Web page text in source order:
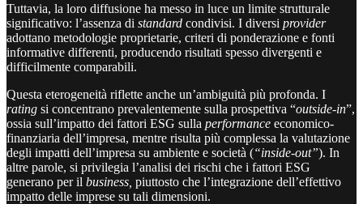
Tuttavia, la loro diffusione ha messo in luce un limite strutturale
significativo: l’assenza di standard condivisi. I diversi provider
adottano metodologie proprietarie, criteri di ponderazione e fonti
informative differenti, producendo risultati spesso divergenti e
difficilmente comparabili.
Questa eterogeneità riflette anche un’ambiguità più profonda. I
rating si concentrano prevalentemente sulla prospettiva “outside-in”,
ossia sull’impatto dei fattori ESG sulla performance economico-
finanziaria dell’impresa, mentre risulta più complessa la valutazione
degli impatti dell’impresa su ambiente e società (“inside-out”). In
altre parole, si privilegia l’analisi dei rischi che i fattori ESG
generano per il business, piuttosto che l’integrazione dell’effettivo
impatto delle imprese su tali dimensioni.